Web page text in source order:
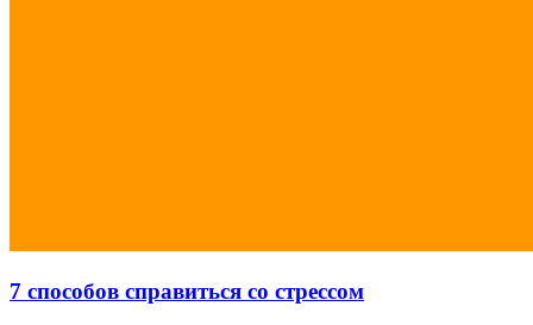
7 способов справиться со стрессом